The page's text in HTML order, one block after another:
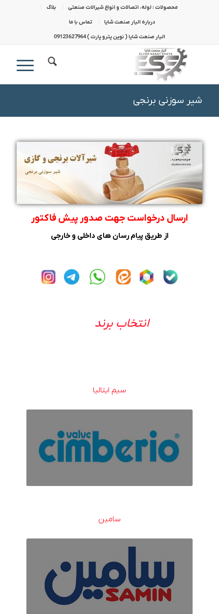
محصولات : لوله، اتصالات و انواع شیرالات صنعتی بلاگ
درباره الیار صنعت شایا تماس با ما
الیار صنعت شایا ( نوین پترو پارت ) 09123627964
شیر سوزنی برنجی
ارسال درخواست جهت صدور پیش فاکتور
از طریق پیام رسان های داخلی و خارجی
انتخاب برند
سیم ایتالیا
سامین